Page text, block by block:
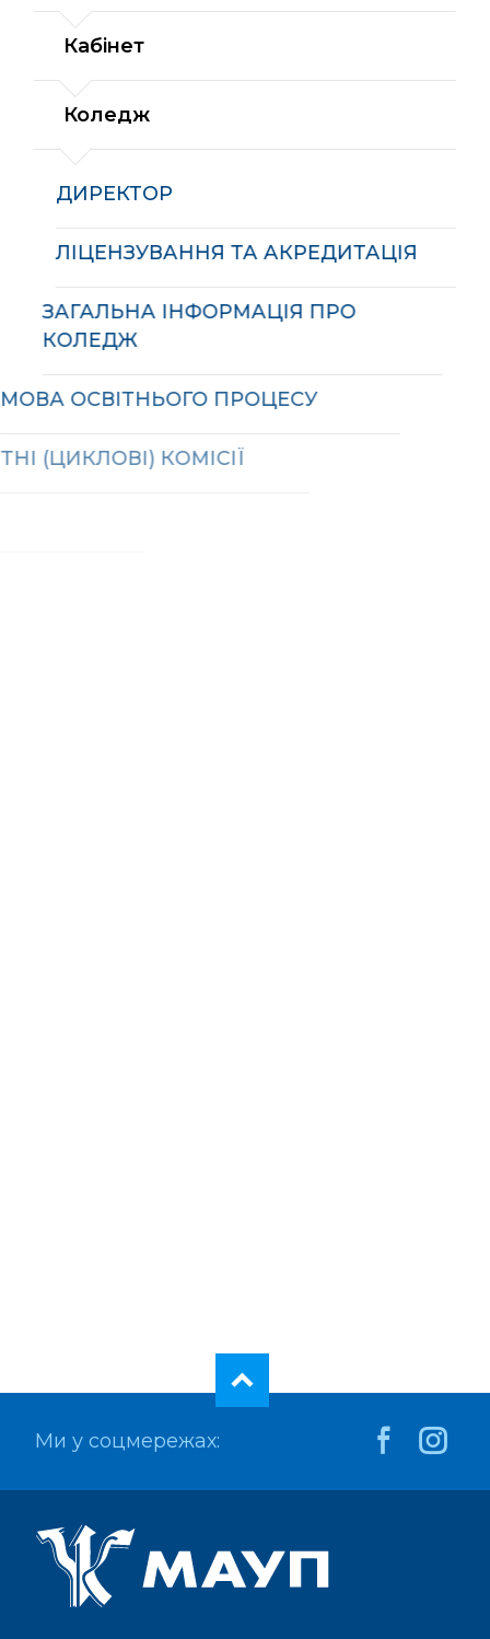
Кабінет
Коледж
ДИРЕКТОР
ЛІЦЕНЗУВАННЯ ТА АКРЕДИТАЦІЯ
ЗАГАЛЬНА ІНФОРМАЦІЯ ПРО
КОЛЕДЖ
МОВА ОСВІТНЬОГО ПРОЦЕСУ
ПРЕДМЕТНІ (ЦИКЛОВІ) КОМІСІЇ
Ми у соцмережах: